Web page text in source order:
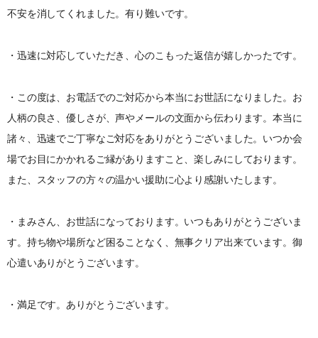
不安を消してくれました。有り難いです。
・迅速に対応していただき、心のこもった返信が嬉しかったです。
・この度は、お電話でのご対応から本当にお世話になりました。お
人柄の良さ、優しさが、声やメールの文面から伝わります。本当に
諸々、迅速でご丁寧なご対応をありがとうございました。いつか会
場でお目にかかれるご縁がありますこと、楽しみにしております。
また、スタッフの方々の温かい援助に心より感謝いたします。
・まみさん、お世話になっております。いつもありがとうございま
す。持ち物や場所など困ることなく、無事クリア出来ています。御
心遣いありがとうございます。
・満足です。ありがとうございます。